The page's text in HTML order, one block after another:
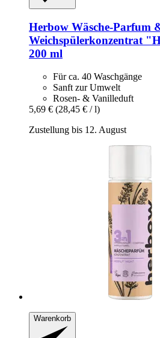
Herbow Wäsche-​Parfum
Weichspülerkonzentrat
200 ml
Für ca. 40 Waschgänge
Sanft zur Umwelt
Rosen- & Vanilleduft
5,69 € (28,45 € / l)
Zustellung bis 12. August
Warenkorb